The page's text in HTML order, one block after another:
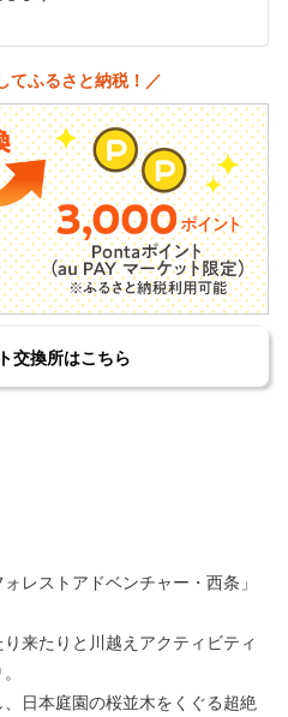
てふるさと納税！／
交換所はこちら
レストアドベンチャー・西条」
来たりと川越えアクティビティ
日本庭園の桜並木をくぐる超絶